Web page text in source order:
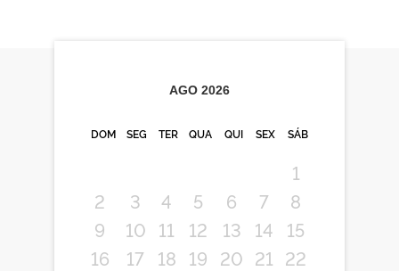
AGO 2026
DOM SEG TER QUA QUI SEX SÁB
1
2
3 4 5 6 7
8
9
10 11 12 13 14
15
16
17 18 19 20 21
22